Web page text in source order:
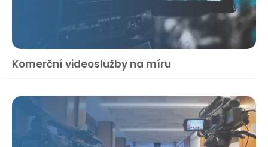
Komerční videoslužby na míru